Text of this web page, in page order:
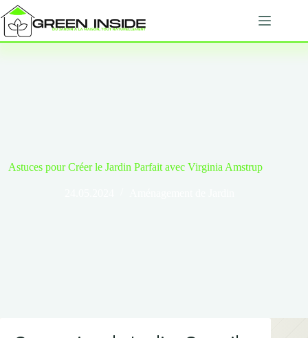
Passer
au
contenu
Astuces pour Créer le Jardin Parfait avec Virginia Amstrup